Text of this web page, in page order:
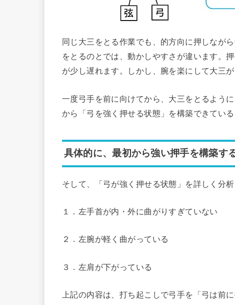
同じ大三をとる作業でも、的方向に押しなが
をとるのとでは、動かしやすさが違います。
が少し遅れます。しかし、腕を楽にして大三が
一度弓手を前に向けてから、大三をとるよう
から「弓を強く押せる状態」を構築できている
具体的に、最初から強い押手を構築す
そして、「弓が強く押せる状態」を詳しく分析
１．左手首が内・外に曲がりすぎていない
２．左腕が軽く曲がっている
３．左肩が下がっている
上記の内容は、打ち起こしで弓手を「弓は前